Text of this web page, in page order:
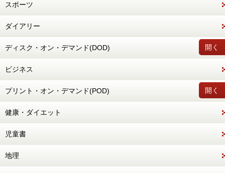
スポーツ
ダイアリー
開く
ディスク・オン・デマンド(DOD)
ビジネス
開く
プリント・オン・デマンド(POD)
健康・ダイエット
児童書
地理